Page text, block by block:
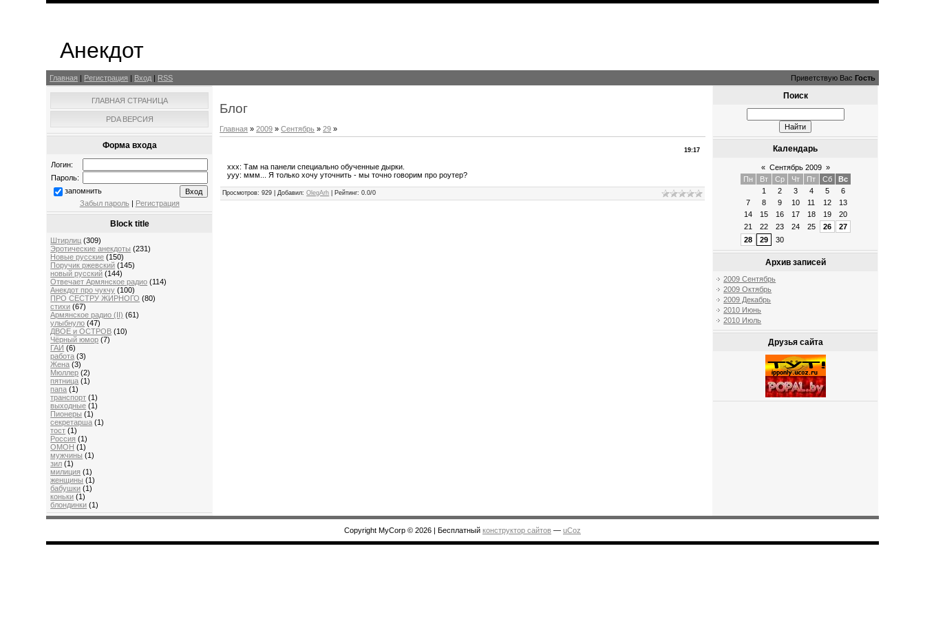
Анекдот
Главная | Регистрация | Вход | RSS Приветствую Вас Гость
ГЛАВНАЯ СТРАНИЦА
PDA ВЕРСИЯ
Форма входа
Логин:
Пароль:
запомнить
Забыл пароль | Регистрация
Block title
Штирлиц (309)
Эротические анекдоты (231)
Новые русские (150)
Поручик ржевский (145)
новый русский (144)
Отвечает Aрмянское радио (114)
Анекдот про чукчу (100)
ПРО СЕСТРУ ЖИРНОГО (80)
стихи (67)
Aрмянскоe радио (II) (61)
улыбнуло (47)
ДВОЕ и ОСТРОВ (10)
Чёрный юмор (7)
ГАИ (6)
работа (3)
Жена (3)
Мюллер (2)
пятница (1)
папа (1)
транспорт (1)
выходные (1)
Пионеры (1)
секретарша (1)
тост (1)
Россия (1)
ОМОН (1)
мужчины (1)
зил (1)
милиция (1)
женщины (1)
бабушки (1)
коньки (1)
блондинки (1)
Блог
Главная »2009 » Сентябрь » 29 »
19:17
xxx: Там на панели специально обученные дырки.
yyy: ммм... Я только хочу уточнить - мы точно говорим про роутер?
Просмотров: 929 | Добавил:OlegArh Рейтинг:0.0/0
Поиск
Календарь
« Сентябрь 2009 »
Пн
Вт Ср Чт Пт Сб
Вс
1
2 3 4 5
6
7
8 9 10 11 12
13
14
15 16 17 18 19
20
21
22 23 24 25 26
27
28
29 30
Архив записей
2009 Сентябрь
2009 Октябрь
2009 Декабрь
2010 Июнь
2010 Июль
Друзья сайта
Copyright MyCorp © 2026 | Бесплатный конструктор сайтов — uCoz